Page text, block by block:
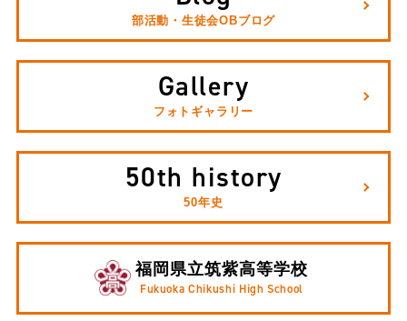
部活動・生徒会OBブログ
Gallery
フォトギャラリー
50th history
50年史
福岡県立筑紫高等学校
Fukuoka Chikushi High School